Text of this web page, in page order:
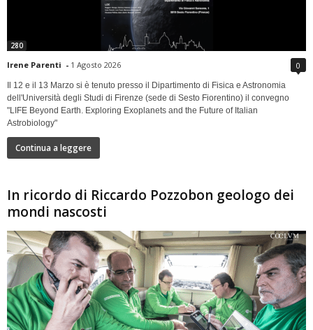
280
Irene Parenti - 1 Agosto 2026 0
Il 12 e il 13 Marzo si è tenuto presso il Dipartimento di Fisica e Astronomia
dell'Università degli Studi di Firenze (sede di Sesto Fiorentino) il convegno
"LIFE Beyond Earth. Exploring Exoplanets and the Future of Italian
Astrobiology"
Continua a leggere
In ricordo di Riccardo Pozzobon geologo dei
mondi nascosti